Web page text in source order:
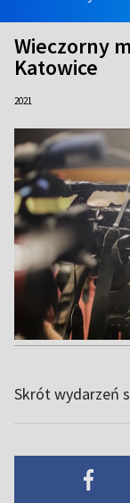
Wieczorny
Katowice
2021
Skrót wydarzeń